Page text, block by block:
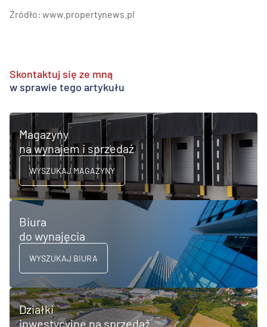
Źródło: www.propertynews.pl
Skontaktuj się ze mną
w sprawie tego artykułu
Magazyny
na wynajem i sprzedaż
WYSZUKAJ MAGAZYNY
Biura
do wynajęcia
WYSZUKAJ BIURA
Działki
inwestycyjne na sprzedaż